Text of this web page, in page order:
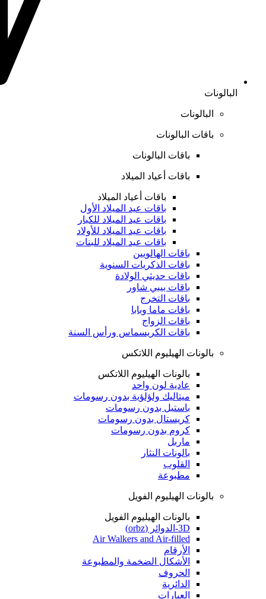
البالونات
البالونات
باقات البالونات
باقات البالونات
باقات أعياد الميلاد
باقات أعياد الميلاد
باقات عيد الميلاد الأول
باقات عيد الميلاد للكبار
باقات عيد الميلاد للأولاد
باقات عيد الميلاد للبنات
باقات الهالويين
باقات الذكريات السنوية
باقات حديثي الولادة
باقات بيبي شاور
باقات التخرج
باقات ماما وبابا
باقات الزواج
باقات الكريسماس ورأس السنة
بالونات الهيليوم اللاتكس
بالونات الهيليوم اللاتكس
عادية لون واحد
ميتاليك ولؤلؤية بدون رسومات
باستيل بدون رسومات
كريستال بدون رسومات
كروم بدون رسومات
ماربل
بالونات النثار
القلوب
مطبوعة
بالونات الهيليوم الفويل
بالونات الهيليوم الفويل
3D-الدوائر (orbz)
Air Walkers and Air-filled
الأرقام
الأشكال الضخمة والمطبوعة
الحروف
الدائرية
العبارات